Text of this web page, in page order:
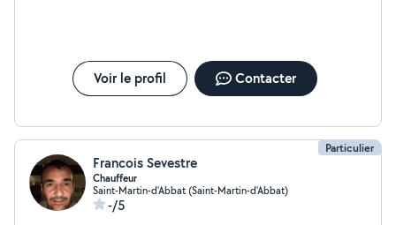
Voir le profil Contacter
Particulier
Francois Sevestre
Chauffeur
Saint-Martin-d'Abbat (Saint-Martin-d'Abbat)
-/5